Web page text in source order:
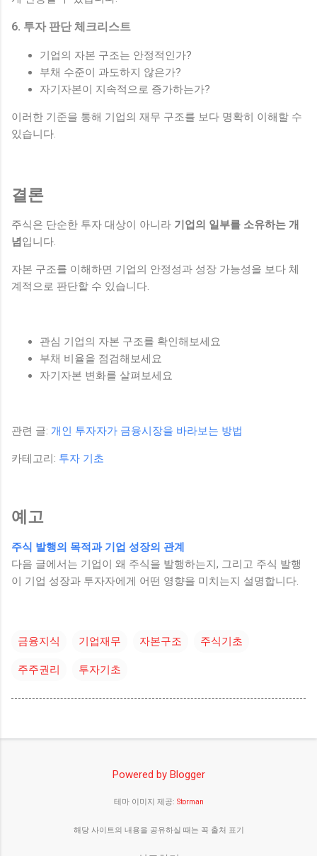
6. 투자 판단 체크리스트
기업의 자본 구조는 안정적인가?
부채 수준이 과도하지 않은가?
자기자본이 지속적으로 증가하는가?
이러한 기준을 통해 기업의 재무 구조를 보다 명확히 이해할 수
있습니다.
결론
주식은 단순한 투자 대상이 아니라 기업의 일부를 소유하는 개
념 입니다.
자본 구조를 이해하면 기업의 안정성과 성장 가능성을 보다 체
계적으로 판단할 수 있습니다.
관심 기업의 자본 구조를 확인해보세요
부채 비율을 점검해보세요
자기자본 변화를 살펴보세요
관련 글: 개인 투자자가 금융시장을 바라보는 방법
카테고리: 투자 기초
예고
주식 발행의 목적과 기업 성장의 관계
다음 글에서는 기업이 왜 주식을 발행하는지, 그리고 주식 발행
이 기업 성장과 투자자에게 어떤 영향을 미치는지 설명합니다.
금융지식 기업재무 자본구조 주식기초
주주권리 투자기초
Powered by Blogger
테마 이미지 제공: Storman
해당 사이트의 내용을 공유하실 때는 꼭 출처 표기